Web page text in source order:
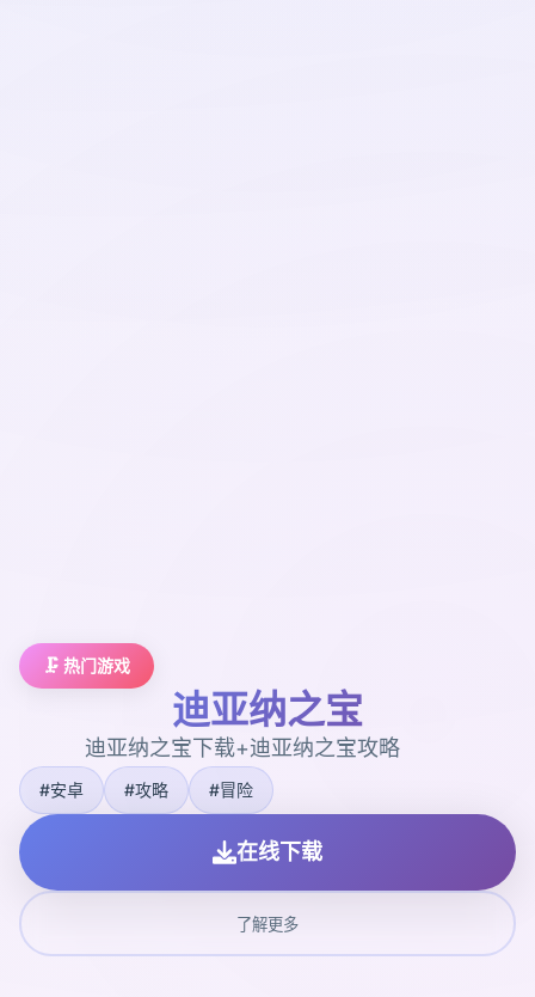
🗜️ 热门游戏
迪亚纳之宝
迪亚纳之宝下载+迪亚纳之宝攻略
#安卓 #攻略 #冒险
在线下载
了解更多